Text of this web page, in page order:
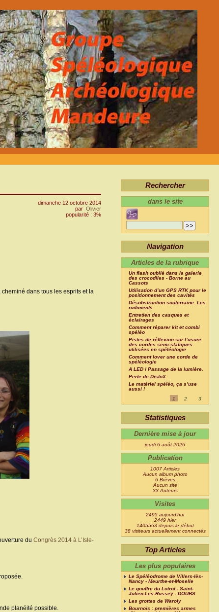
dimanche 12 octobre 2014
par Olivier
popularité : 3%
dans tous les esprits et la
du Congrès 2014 à L’Isle-
planéité possible.
Rechercher
dans le site
Navigation
Articles de la rubrique
Un flash oublié dans la galerie
des crocodiles - Borne au
Cassots
Utilisation d’un GPS RTK pour le
positionnement des cavités
Désobstruction souterraine. Les
rudiments
Entretien des casques et
éclairages
Comment réparer kit et combi
spéléo
Pistes de réflexion sur l’usure
des cordes semi-statiques
utilisées en spéléologie
Comment lover une corde de
spéléologie
A LED ! Passage de la lumière.
Perte de DistoX
Le matériel spéléo, ça s’use
aussi !
1
2 3
Statistiques
Dernière mise à jour
jeudi 6 août 2026
Publication
1007 Articles
Aucun album photo
6 Brèves
Aucun site
33 Auteurs
Visites
2495 aujourd’hui
2449 hier
1405563 depuis le début
38 visiteurs actuellement connectés
Top Articles
Les plus populaires
Le Spéléodrome de Villers-lès-
Nancy - Meurthe-et-Moselle
Le gouffre du Lotrot - Saint-
Julien-Les-Russey - DOUBS
Les grottes de Waroly
Bournois : premières armes